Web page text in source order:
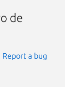
de
Report a bug